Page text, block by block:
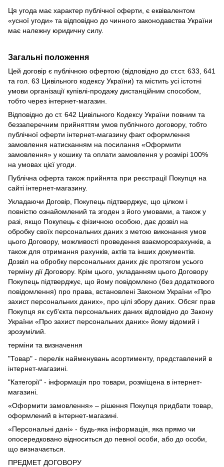
Ця угода має характер публічної оферти, є еквівалентом
«усної угоди» та відповідно до чинного законодавства України
має належну юридичну силу.
Загальні положення
Цей договір є публічною офертою (відповідно до ст.ст. 633, 641
та гол. 63 Цивільного кодексу України) та містить усі істотні
умови організації купівлі-продажу дистанційним способом,
тобто через інтернет-магазин.
Відповідно до ст. 642 Цивільного Кодексу України повним та
беззаперечним прийняттям умов публічного договору, тобто
публічної оферти інтернет-магазину факт оформлення
замовлення натисканням на посилання «Оформити
замовлення» у кошику та оплати замовлення у розмірі 100%
на умовах цієї угоди.
Публічна оферта також прийнята при реєстрації Покупця на
сайті інтернет-магазину.
Укладаючи Договір, Покупець підтверджує, що цілком і
повністю ознайомлений та згоден з його умовами, а також у
разі, якщо Покупець є фізичною особою, дає дозвіл на
обробку своїх персональних даних з метою виконання умов
цього Договору, можливості проведення взаєморозрахунків, а
також для отримання рахунків, актів та інших документів.
Дозвіл на обробку персональних даних діє протягом усього
терміну дії Договору. Крім цього, укладанням цього Договору
Покупець підтверджує, що йому повідомлено (без додаткового
повідомлення) про права, встановлені Законом України «Про
захист персональних даних», про цілі збору даних. Обсяг прав
Покупця як суб'єкта персональних даних відповідно до Закону
України «Про захист персональних даних» йому відомий і
зрозумілий.
терміни та визначення
"Товар" - перелік найменувань асортименту, представлений в
інтернет-магазині.
"Категорії" - інформація про товари, розміщена в інтернет-
магазині.
«Оформити замовлення» – рішення Покупця придбати товар,
оформлений в інтернет-магазині.
«Персональні дані» - будь-яка інформація, яка прямо чи
опосередковано відноситься до певної особи, або до особи,
що визначається.
ПРЕДМЕТ ДОГОВОРУ